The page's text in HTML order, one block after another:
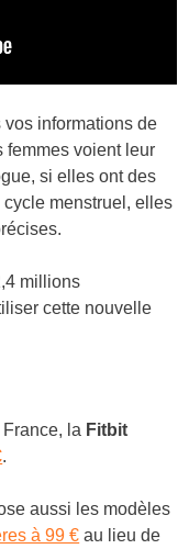
vos informations de
femmes voient leur
si elles ont des
menstruel, elles
millions
cette nouvelle
la Fitbit
.
aussi les modèles
à 99 € au lieu de